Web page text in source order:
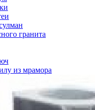
гранита
из мрамора